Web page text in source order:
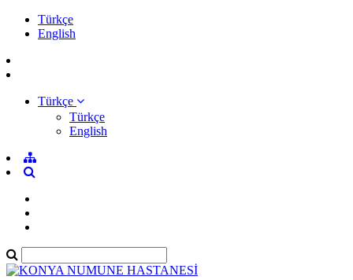
Türkçe
English
Türkçe
Türkçe
English